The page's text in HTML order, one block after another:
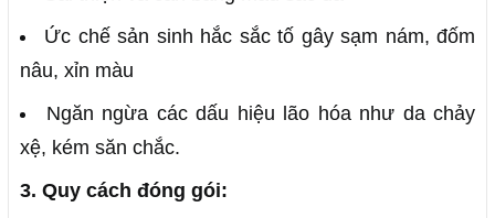
Ức chế sản sinh hắc sắc tố gây sạm nám, đốm
nâu, xỉn màu
Ngăn ngừa các dấu hiệu lão hóa như da chảy
xệ, kém săn chắc.
3. Quy cách đóng gói: